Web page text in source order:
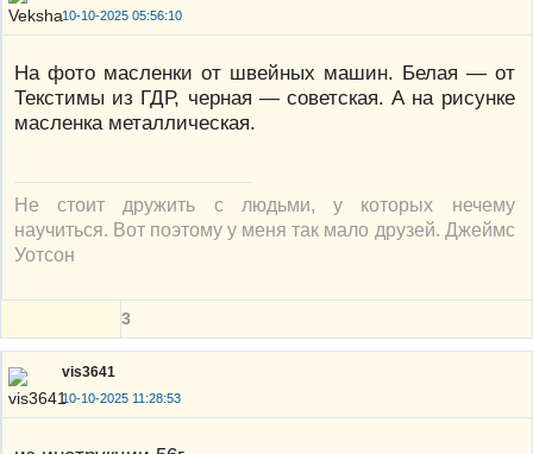
10-10-2025 05:56:10
На фото масленки от швейных машин. Белая — от
Текстимы из ГДР, черная — советская. А на рисунке
масленка металлическая.
Не стоит дружить с людьми, у которых нечему
научиться. Вот поэтому у меня так мало друзей. Джеймс
Уотсон
3
vis3641
10-10-2025 11:28:53